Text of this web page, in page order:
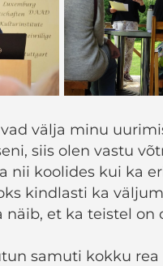
välja minu
siis olen vastu
nii koolides kui ka
kindlasti ka
et ka teistel on
samuti kokku rea